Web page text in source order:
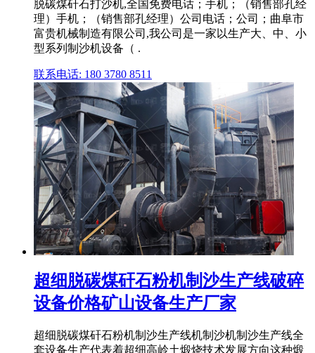
脱碳煤矸石打沙机,全国免费电话；手机；（销售部孔经
理）手机；（销售部孔经理）公司电话；公司；曲阜市
富贵机械制造有限公司,我公司是一家以生产大、中、小
型系列制沙机设备（ .
联系电话: 180 3780 8511
超细脱碳煤矸石粉机制沙生产线破碎
设备价格矿山设备生产厂家
超细脱碳煤矸石粉机制沙生产线机制沙机制沙生产线全
套设备生产代表着超细高岭土煅烧技术发展方向这种煅